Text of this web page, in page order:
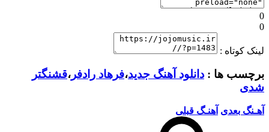
0
0
لینک کوتاه :
برچسب ها : دانلود آهنگ جدید،فرهاد رادفر ،قشنگتر
شدی
آهـنگ بعدی آهنـگ قبلی